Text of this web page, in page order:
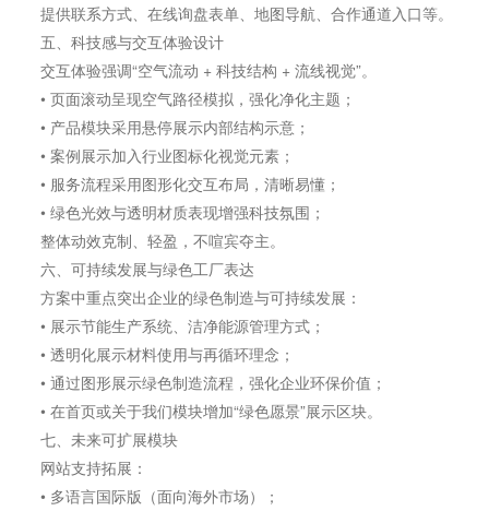
提供联系方式、在线询盘表单、地图导航、合作通道入口等。
五、科技感与交互体验设计
交互体验强调“空气流动 + 科技结构 + 流线视觉”。
• 页面滚动呈现空气路径模拟，强化净化主题；
• 产品模块采用悬停展示内部结构示意；
• 案例展示加入行业图标化视觉元素；
• 服务流程采用图形化交互布局，清晰易懂；
• 绿色光效与透明材质表现增强科技氛围；
整体动效克制、轻盈，不喧宾夺主。
六、可持续发展与绿色工厂表达
方案中重点突出企业的绿色制造与可持续发展：
• 展示节能生产系统、洁净能源管理方式；
• 透明化展示材料使用与再循环理念；
• 通过图形展示绿色制造流程，强化企业环保价值；
• 在首页或关于我们模块增加“绿色愿景”展示区块。
七、未来可扩展模块
网站支持拓展：
• 多语言国际版（面向海外市场）；